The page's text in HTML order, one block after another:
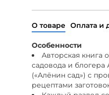
О товаре Оплата и
Особенности
Авторская книга
садовода и
(«Алёнин сад») с
рецептами